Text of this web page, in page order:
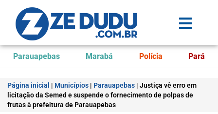
Parauapebas Marabá Polícia Pará
Página inicial | Municípios | Parauapebas | Justiça vê erro em
licitação da Semed e suspende o fornecimento de polpas de
frutas à prefeitura de Parauapebas